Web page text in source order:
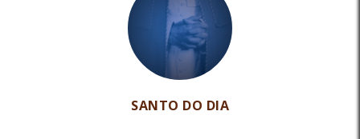
SANTO DO DIA